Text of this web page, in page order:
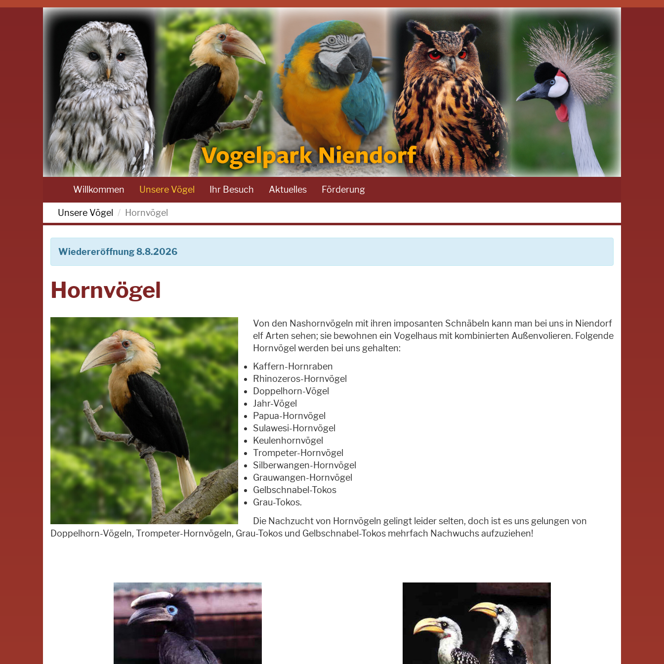
Willkommen Unsere Vögel Ihr Besuch Aktuelles Förderung
Unsere Vögel Hornvögel
Wiedereröffnung 8.8.2026
Hornvögel
Von den Nashornvögeln mit ihren imposanten Schnäbeln kann man bei uns in Niendorf
elf Arten sehen; sie bewohnen ein Vogelhaus mit kombinierten Außenvolieren. Folgende
Hornvögel werden bei uns gehalten:
Kaffern-Hornraben
Rhinozeros-Hornvögel
Doppelhorn-Vögel
Jahr-Vögel
Papua-Hornvögel
Sulawesi-Hornvögel
Keulenhornvögel
Trompeter-Hornvögel
Silberwangen-Hornvögel
Grauwangen-Hornvögel
Gelbschnabel-Tokos
Grau-Tokos.
Die Nachzucht von Hornvögeln gelingt leider selten, doch ist es uns gelungen von
Doppelhorn-Vögeln, Trompeter-Hornvögeln, Grau-Tokos und Gelbschnabel-Tokos mehrfach Nachwuchs aufzuziehen!